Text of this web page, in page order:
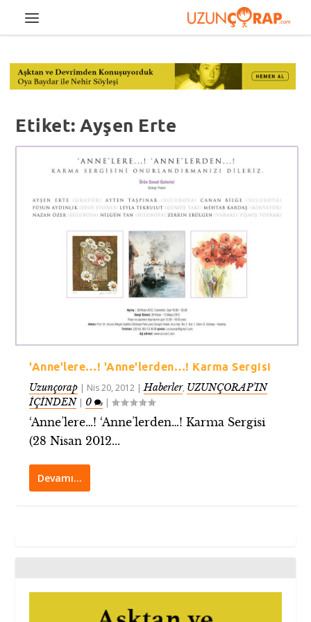
Etiket:Ayşen Erte
'Anne'lere…! 'Anne'lerden…! Karma Sergisi
Uzunçorap | Nis 20, 2012 |Haberler, UZUNÇORAP’IN
İÇİNDEN| 0 |
‘Anne’lere…! ‘Anne’lerden…! Karma Sergisi
(28 Nisan 2012...
Devamı…